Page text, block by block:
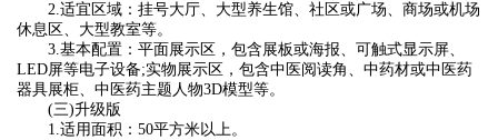
2.适宜区域：挂号大厅、大型养生馆、社区或广场、商场或机场
休息区、大型教室等。
3.基本配置：平面展示区，包含展板或海报、可触式显示屏、
LED屏等电子设备;实物展示区，包含中医阅读角、中药材或中医药
器具展柜、中医药主题人物3D模型等。
(三)升级版
1.适用面积：50平方米以上。